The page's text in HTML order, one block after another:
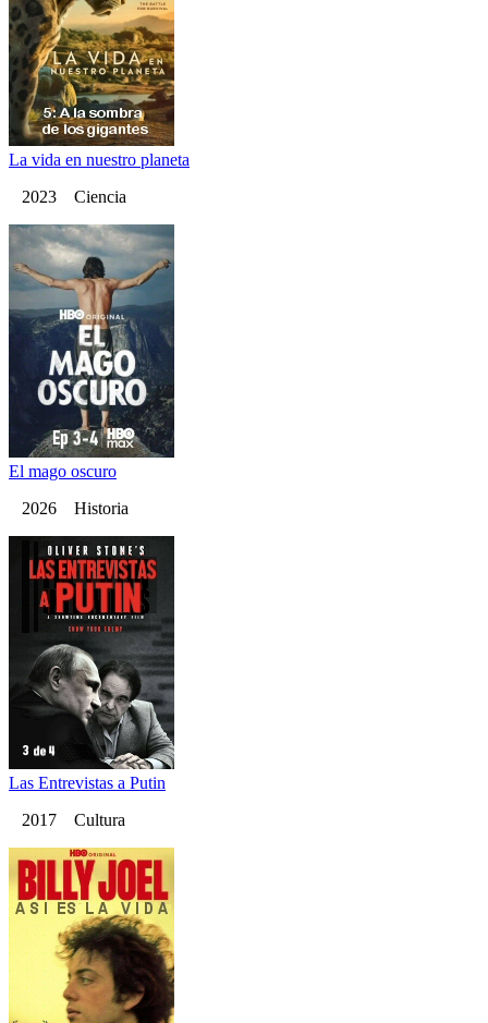
La vida en nuestro planeta
2023 Ciencia
El mago oscuro
2026 Historia
Las Entrevistas a Putin
2017 Cultura